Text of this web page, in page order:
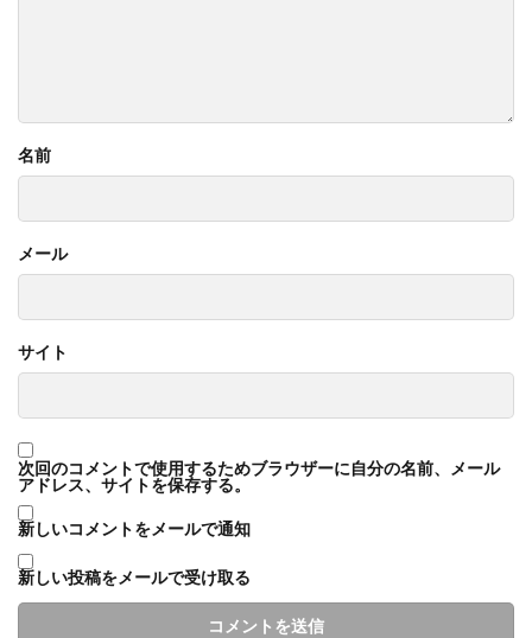
名前
メール
サイト
次回のコメントで使用するためブラウザーに自分の名前、メール
アドレス、サイトを保存する。
新しいコメントをメールで通知
新しい投稿をメールで受け取る